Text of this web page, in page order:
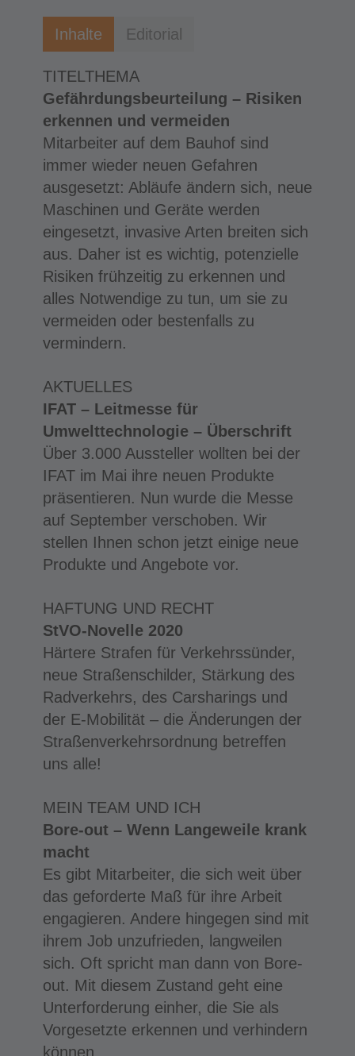
Inhalte Editorial
TITELTHEMA
Gefährdungsbeurteilung – Risiken
erkennen und vermeiden
Mitarbeiter auf dem Bauhof sind
immer wieder neuen Gefahren
ausgesetzt: Abläufe ändern sich, neue
Maschinen und Geräte werden
eingesetzt, invasive Arten breiten sich
aus. Daher ist es wichtig, potenzielle
Risiken frühzeitig zu erkennen und
alles Notwendige zu tun, um sie zu
vermeiden oder bestenfalls zu
vermindern.
AKTUELLES
IFAT – Leitmesse für
Umwelttechnologie – Überschrift
Über 3.000 Aussteller wollten bei der
IFAT im Mai ihre neuen Produkte
präsentieren. Nun wurde die Messe
auf September verschoben. Wir
stellen Ihnen schon jetzt einige neue
Produkte und Angebote vor.
HAFTUNG UND RECHT
StVO-Novelle 2020
Härtere Strafen für Verkehrssünder,
neue Straßenschilder, Stärkung des
Radverkehrs, des Carsharings und
der E-Mobilität – die Änderungen der
Straßenverkehrsordnung betreffen
uns alle!
MEIN TEAM UND ICH
Bore-out – Wenn Langeweile krank
macht
Es gibt Mitarbeiter, die sich weit über
das geforderte Maß für ihre Arbeit
engagieren. Andere hingegen sind mit
ihrem Job unzufrieden, langweilen
sich. Oft spricht man dann von Bore-
out. Mit diesem Zustand geht eine
Unterforderung einher, die Sie als
Vorgesetzte erkennen und verhindern
können.